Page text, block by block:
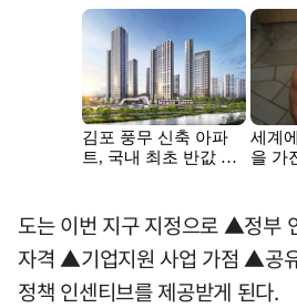
도는 이번 지구 지정으로 ▲정부
자격 ▲기업지원 사업 가점 ▲공
정책 인센티브를 제공받게 된다.